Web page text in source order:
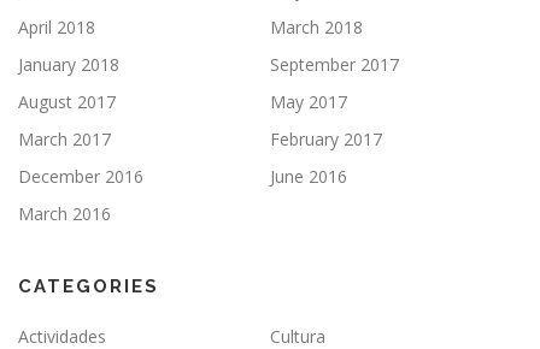
April 2018
March 2018
January 2018
September 2017
August 2017
May 2017
March 2017
February 2017
December 2016
June 2016
March 2016
CATEGORIES
Actividades
Cultura